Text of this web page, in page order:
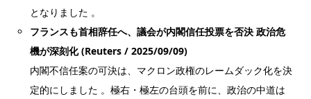
となりました 。
フランスも首相辞任へ、議会が内閣信任投票を否決 政治危
機が深刻化 (Reuters / 2025/09/09)
内閣不信任案の可決は、マクロン政権のレームダック化を決
定的にしました 。極右・極左の台頭を前に、政治の中道は